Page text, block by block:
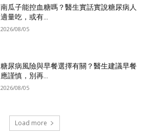
南瓜子能控血糖嗎？醫生實話實說糖尿病人
適量吃，或有...
2026/08/05
糖尿病風險與早餐選擇有關？醫生建議早餐
應謹慎，別再...
2026/08/05
Load more